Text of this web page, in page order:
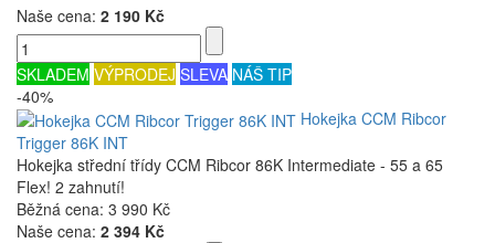
Naše cena: 2 190 Kč
SKLADEM VÝPRODEJ SLEVA NÁŠ TIP
-40%
Hokejka CCM Ribcor
Trigger 86K INT
Hokejka střední třídy CCM Ribcor 86K Intermediate - 55 a 65
Flex! 2 zahnutí!
Běžná cena: 3 990 Kč
Naše cena: 2 394 Kč